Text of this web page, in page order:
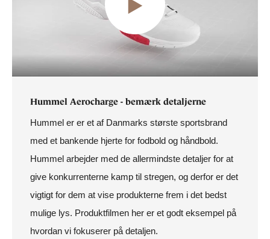
Hummel Aerocharge - bemærk detaljerne
Hummel er er et af Danmarks største sportsbrand
med et bankende hjerte for fodbold og håndbold.
Hummel arbejder med de allermindste detaljer for at
give konkurrenterne kamp til stregen, og derfor er det
vigtigt for dem at vise produkterne frem i det bedst
mulige lys. Produktfilmen her er et godt eksempel på
hvordan vi fokuserer på detaljen.